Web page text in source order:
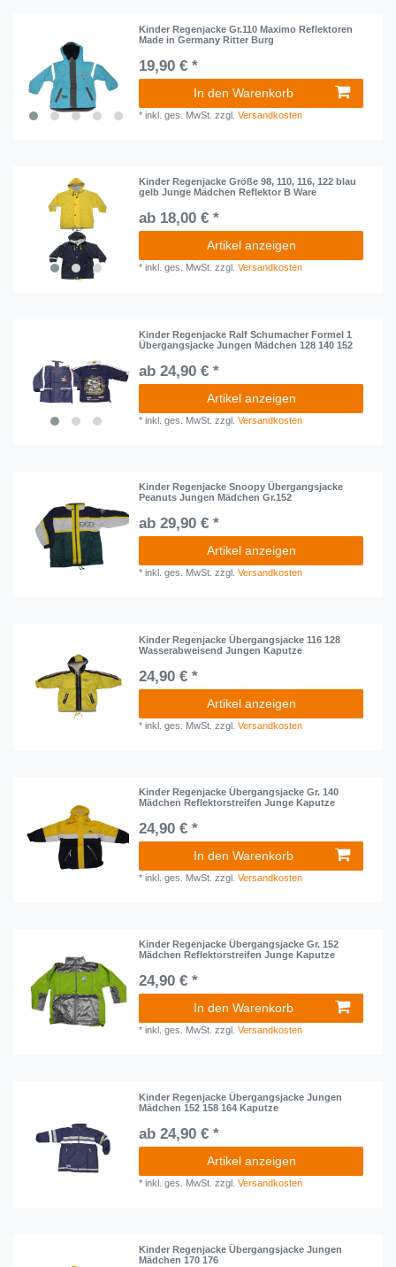
Kinder Regenjacke Gr.110 Maximo Reflektoren
Made in Germany Ritter Burg
19,90 € *
In den Warenkorb
*inkl. ges. MwSt. zzgl.Versandkosten
Kinder Regenjacke Größe 98, 110, 116, 122 blau
gelb Junge Mädchen Reflektor B Ware
ab 18,00 € *
Artikel anzeigen
*inkl. ges. MwSt. zzgl.Versandkosten
Kinder Regenjacke Ralf Schumacher Formel 1
Übergangsjacke Jungen Mädchen 128 140 152
ab 24,90 € *
Artikel anzeigen
*inkl. ges. MwSt. zzgl.Versandkosten
Kinder Regenjacke Snoopy Übergangsjacke
Peanuts Jungen Mädchen Gr.152
ab 29,90 € *
Artikel anzeigen
*inkl. ges. MwSt. zzgl.Versandkosten
Kinder Regenjacke Übergangsjacke 116 128
Wasserabweisend Jungen Kaputze
24,90 € *
Artikel anzeigen
*inkl. ges. MwSt. zzgl.Versandkosten
Kinder Regenjacke Übergangsjacke Gr. 140
Mädchen Reflektorstreifen Junge Kaputze
24,90 € *
In den Warenkorb
*inkl. ges. MwSt. zzgl.Versandkosten
Kinder Regenjacke Übergangsjacke Gr. 152
Mädchen Reflektorstreifen Junge Kaputze
24,90 € *
In den Warenkorb
*inkl. ges. MwSt. zzgl.Versandkosten
Kinder Regenjacke Übergangsjacke Jungen
Mädchen 152 158 164 Kaputze
ab 24,90 € *
Artikel anzeigen
*inkl. ges. MwSt. zzgl.Versandkosten
Kinder Regenjacke Übergangsjacke Jungen
Mädchen 170 176